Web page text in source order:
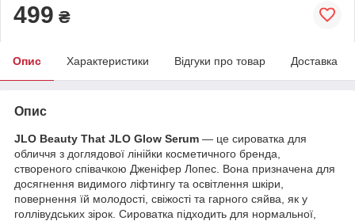
499 ₴
Опис Характеристики Відгуки про товар Доставка
Опис
JLO Beauty That JLO Glow Serum — це сироватка для
обличчя з доглядової лінійки косметичного бренда,
створеного співачкою Дженіфер Лопес. Вона призначена для
досягнення видимого ліфтингу та освітлення шкіри,
повернення їй молодості, свіжості та гарного сяйва, як у
голлівудських зірок. Сироватка підходить для нормальної,